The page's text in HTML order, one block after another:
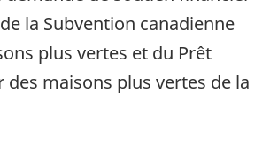
la Subvention canadienne
plus vertes et du Prêt
des maisons plus vertes de la